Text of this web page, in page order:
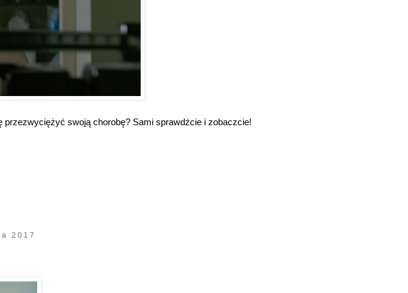
przezwyciężyć swoją chorobę? Sami sprawdźcie i zobaczcie!
2017